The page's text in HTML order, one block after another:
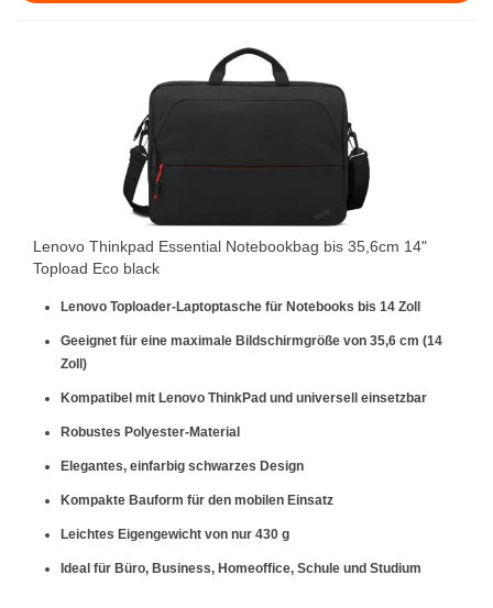
Lenovo Thinkpad Essential Notebookbag bis 35,6cm 14"
Topload Eco black
Lenovo Toploader-Laptoptasche für Notebooks bis 14 Zoll
Geeignet für eine maximale Bildschirmgröße von 35,6 cm (14
Zoll)
Kompatibel mit Lenovo ThinkPad und universell einsetzbar
Robustes Polyester-Material
Elegantes, einfarbig schwarzes Design
Kompakte Bauform für den mobilen Einsatz
Leichtes Eigengewicht von nur 430 g
Ideal für Büro, Business, Homeoffice, Schule und Studium